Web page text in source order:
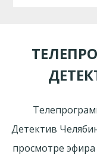
Детектив
просмотре